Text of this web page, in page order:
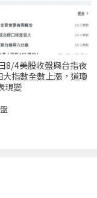
8/4美股收盤與台指夜
指數全數上漲，道瓊
現變